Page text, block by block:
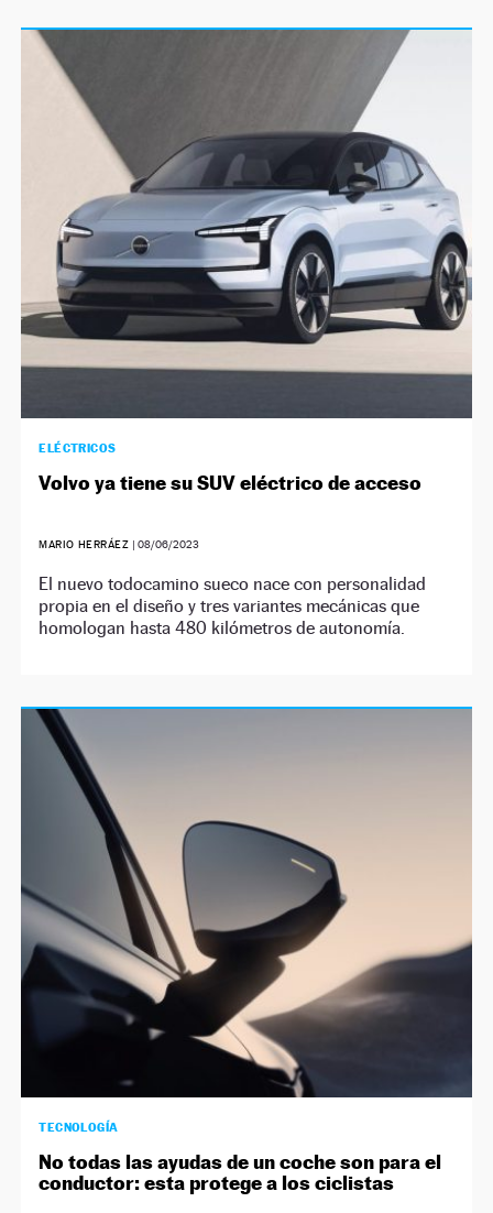
ELÉCTRICOS
Volvo ya tiene su SUV eléctrico de acceso
MARIO HERRÁEZ | 08/06/2023
El nuevo todocamino sueco nace con personalidad
propia en el diseño y tres variantes mecánicas que
homologan hasta 480 kilómetros de autonomía.
TECNOLOGÍA
No todas las ayudas de un coche son para el
conductor: esta protege a los ciclistas